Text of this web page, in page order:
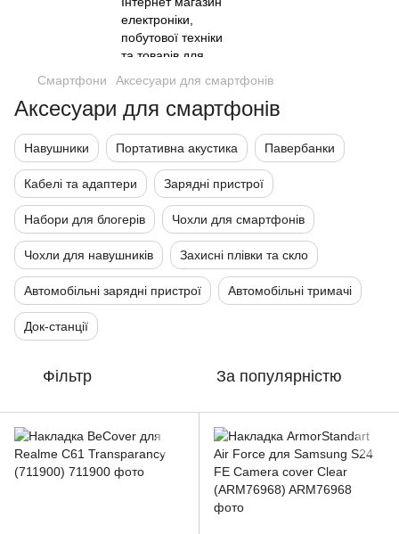
Смартфони Аксесуари для смартфонів
Аксесуари для смартфонів
Навушники Портативна акустика Павербанки
Кабелі та адаптери Зарядні пристрої
Набори для блогерів Чохли для смартфонів
Чохли для навушників Захисні плівки та скло
Автомобільні зарядні пристрої Автомобільні тримачі
Док-станції
Фільтр За популярністю